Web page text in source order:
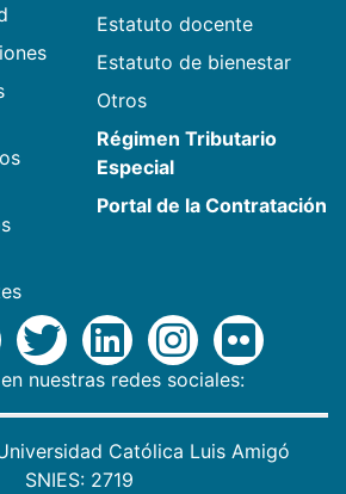
Estatuto docente
Estatuto de bienestar
Otros
Régimen Tributario
Especial
Portal de la Contratación
nuestras redes sociales:
Católica Luis Amigó
SNIES: 2719